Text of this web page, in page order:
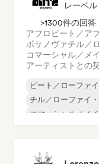
レーベル
>1300件の回答
アフロビート／ア
ボサノヴァチル／
コマーシャル／メ
アーティストとの
ビート／ローファイ
チル／ローファイ
コマーシャル／メ